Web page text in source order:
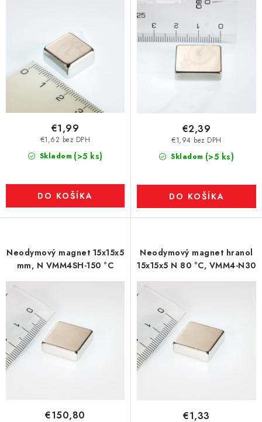
Skladom (>5 ks)
€1,62 bez DPH
€1,99
DO KOŠÍKA
Skladom (>5 ks)
€1,94 bez DPH
€2,39
DO KOŠÍKA
Neodymový magnet 15x15x5
mm, N VMM4SH-150 °C
€150,80
Neodymový magnet hranol
15x15x5 N 80 °C, VMM4-N30
€1,33